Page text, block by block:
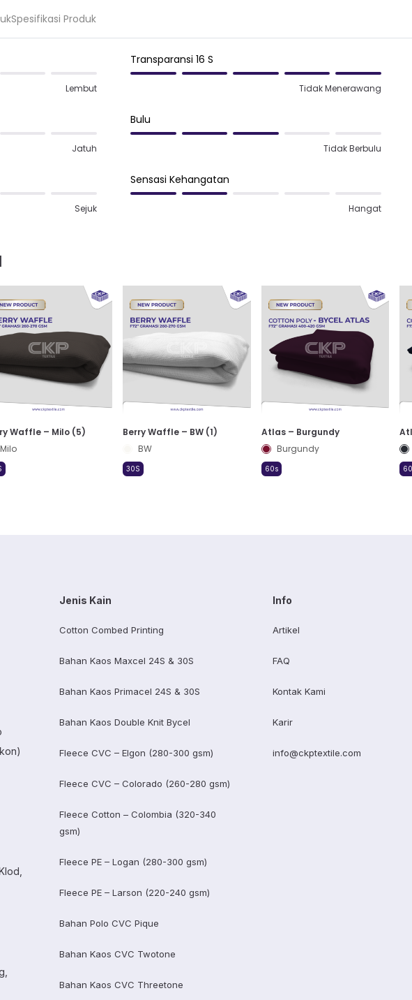
Spesifikasi Produk
Lembut
Transparansi 16 S
Tidak Menerawang
Jatuh
Bulu
Tidak Berbulu
Sejuk
Sensasi Kehangatan
Hangat
Waffle – Milo (5)
Milo
Berry Waffle – BW (1)
BW
30S
Atlas – Burgundy
Burgundy
60s
Jenis Kain
Cotton Combed Printing
Bahan Kaos Maxcel 24S & 30S
Bahan Kaos Primacel 24S & 30S
Bahan Kaos Double Knit Bycel
Fleece CVC – Elgon (280-300 gsm)
Fleece CVC – Colorado (260-280 gsm)
Fleece Cotton – Colombia (320-340
gsm)
Fleece PE – Logan (280-300 gsm)
Fleece PE – Larson (220-240 gsm)
Bahan Polo CVC Pique
Bahan Kaos CVC Twotone
Bahan Kaos CVC Threetone
Info
Artikel
FAQ
Kontak Kami
Karir
info@ckptextile.com